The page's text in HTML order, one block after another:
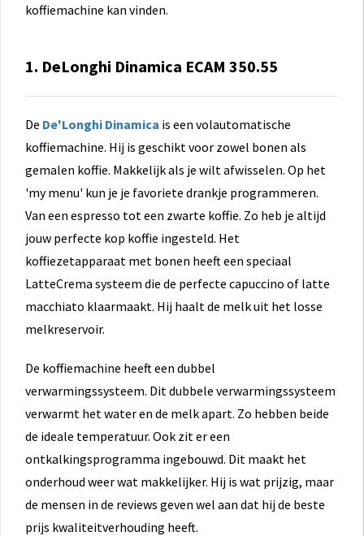
koffiemachine kan vinden.
1. DeLonghi Dinamica ECAM 350.55
De De'Longhi Dinamica is een volautomatische
koffiemachine. Hij is geschikt voor zowel bonen als
gemalen koffie. Makkelijk als je wilt afwisselen. Op het
'my menu' kun je je favoriete drankje programmeren.
Van een espresso tot een zwarte koffie. Zo heb je altijd
jouw perfecte kop koffie ingesteld. Het
koffiezetapparaat met bonen heeft een speciaal
LatteCrema systeem die de perfecte capuccino of latte
macchiato klaarmaakt. Hij haalt de melk uit het losse
melkreservoir.
De koffiemachine heeft een dubbel
verwarmingssysteem. Dit dubbele verwarmingssysteem
verwarmt het water en de melk apart. Zo hebben beide
de ideale temperatuur. Ook zit er een
ontkalkingsprogramma ingebouwd. Dit maakt het
onderhoud weer wat makkelijker. Hij is wat prijzig, maar
de mensen in de reviews geven wel aan dat hij de beste
prijs kwaliteitverhouding heeft.